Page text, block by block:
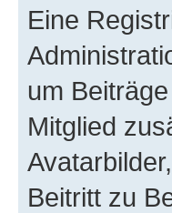
Eine
um
Mitglied
Beitritt zu